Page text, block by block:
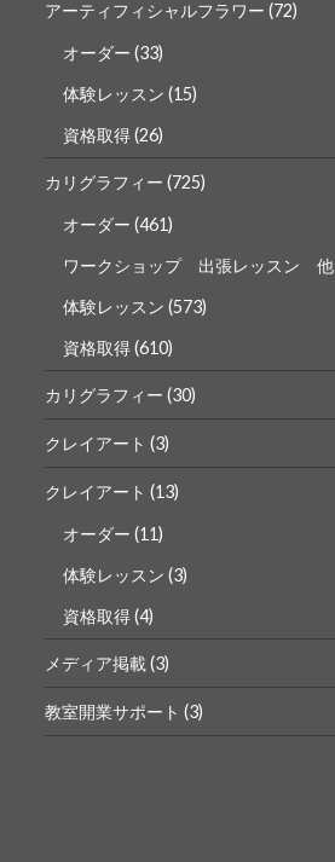
アーティフィシャルフラワー (72)
オーダー (33)
体験レッスン (15)
資格取得(26)
カリグラフィー (725)
オーダー (461)
ワークショップ 出張レッスン 他
体験レッスン (573)
資格取得(610)
カリグラフィー (30)
クレイアート (3)
クレイアート (13)
オーダー (11)
体験レッスン (3)
資格取得(4)
メディア掲載 (3)
教室開業サポート (3)